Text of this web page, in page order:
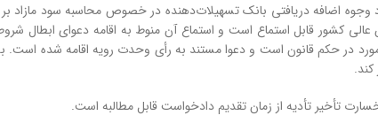
کشور قابل استماع است و استماع آن منوط به اقامه دعوای ابطال
در حکم قانون است و دعوا مستند به رأی وحدت رویه اقامه شده است.
تأخیر تأدیه از زمان تقدیم دادخواست قابل مطالبه است.